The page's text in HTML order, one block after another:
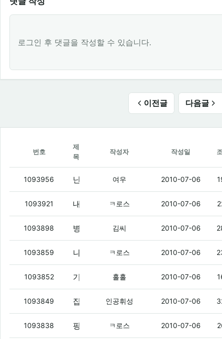
로그인 후 댓글을 작성할 수 있습니다.
이전글 다음글
번호
제
목
작성자 작성일
1093956 (5)여우 2010-07-06
1093921 ㅋ로스 2010-07-06
1093898 (3)
김씨 2010-07-06
1093859 ㅋ로스 2010-07-06
1093852 홀홀 2010-07-06
1093849 인공휘성 2010-07-06
1093838 (4)
ㅋ로스 2010-07-06